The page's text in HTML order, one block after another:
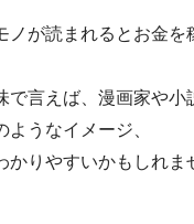
ノが読まれるとお金を
で言えば、漫画家や小
ようなイメージ、
かりやすいかもしれま